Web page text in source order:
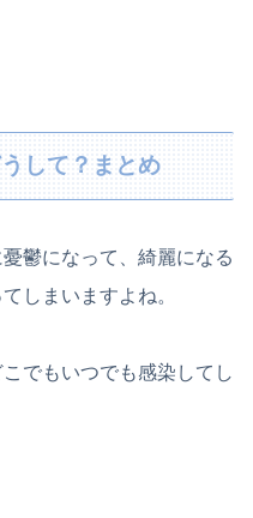
して？まとめ
鬱になって、綺麗になる
しまいますよね。
でもいつでも感染してし